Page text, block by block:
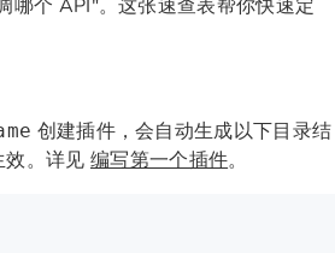
哪个 API"。这张速查表帮你快速定
创建插件，会自动生成以下目录结
。详见 编写第一个插件。